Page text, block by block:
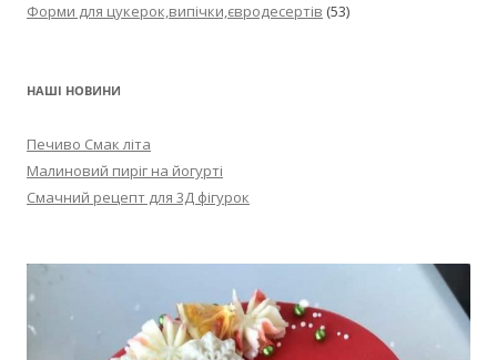
Форми для цукерок,випічки,євродесертів (53)
НАШІ НОВИНИ
Печиво Смак літа
Малиновий пиріг на йогурті
Смачний рецепт для 3Д фігурок